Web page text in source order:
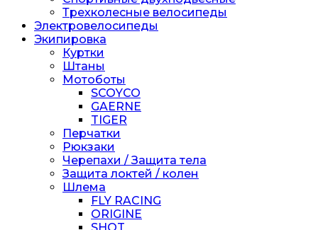
Трехколесные велосипеды
Электровелосипеды
Экипировка
Куртки
Штаны
Мотоботы
SCOYCO
GAERNE
TIGER
Перчатки
Рюкзаки
Черепахи / Защита тела
Защита локтей / колен
Шлема
FLY RACING
ORIGINE